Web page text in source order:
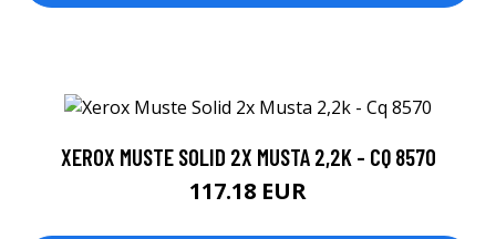
XEROX MUSTE SOLID 2X MUSTA 2,2K - CQ 8570
117.18 EUR